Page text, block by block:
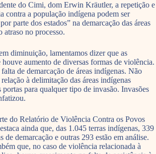
do Cimi, dom Erwin Kräutler, a repetição e
contra a população indígena podem ser
parte dos estados” na demarcação das áreas
atraso no processo.
diminuição, lamentamos dizer que as
houve aumento de diversas formas de violência.
de demarcação de áreas indígenas. Não
à delimitação das áreas indígenas
portas para qualquer tipo de invasão. Invasões
do Relatório de Violência Contra os Povos
ainda que, das 1.045 terras indígenas, 339
de demarcação e outras 293 estão em análise.
que, no caso de violência relacionada à